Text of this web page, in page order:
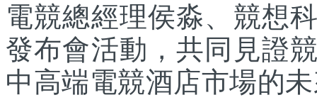
電競總經理侯淼、競想
發布會活動，共同見證
中高端電競酒店市場的